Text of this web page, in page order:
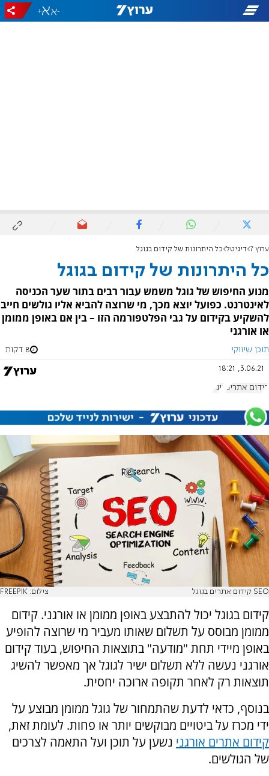
-
+
ערוץ 7 דיגיטל כל היתרונות של קידום בגוגל
כל היתרונות של קידום בגוגל
מנוע החיפוש של גוגל משמש עבור רבים בתור שער הכניסה
לאינטרנט. כפועל יוצא מכך, מי שרוצה להביא אליו גולשים חייב
להשקיע בקידום על גבי הפלטפורמה הזו – בין אם באופן ממומן
או אורגני
תוכן שיווקי 8 דקות
3.06.21, 18:21
קידום אתרים גוגל
SEO קידום אתרים בגוגל צילום: FREEPIK
קידום בגוגל יכול להתבצע באופן ממומן או אורגני. קידום
ממומן מבוסס על תשלום שאותו מעביר מי שרוצה להופיע
באופן מיידי תחת "מודעה" בתוצאות החיפוש, בעוד קידום
אורגני נעשה ללא תשלום ישיר לגוגל אך מאפשר להשיג
תוצאות רק לאחר תקופה ארוכה יחסית.
בנוסף, כדאי לדעת שהתמחור של גוגל ממומן מבוצע על
ידי מכרז על ביטויים מבוקשים יותר או פחות. לעומת זאת,
קידום אתרים אורגני נשען על תוכן ועל התאמה לצרכים
של הגולשים.